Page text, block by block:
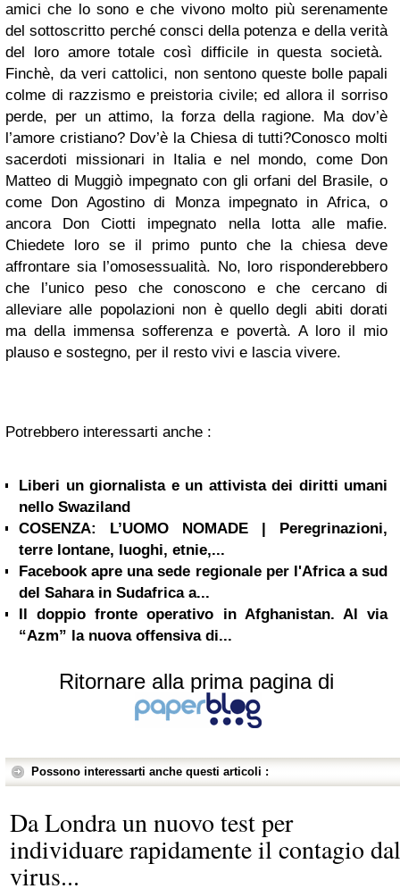
amici che lo sono e che vivono molto più serenamente
del sottoscritto perché consci della potenza e della verità
del loro amore totale così difficile in questa società.
Finchè, da veri cattolici, non sentono queste bolle papali
colme di razzismo e preistoria civile; ed allora il sorriso
perde, per un attimo, la forza della ragione. Ma dov’è
l’amore cristiano? Dov’è la Chiesa di tutti?Conosco molti
sacerdoti missionari in Italia e nel mondo, come Don
Matteo di Muggiò impegnato con gli orfani del Brasile, o
come Don Agostino di Monza impegnato in Africa, o
ancora Don Ciotti impegnato nella lotta alle mafie.
Chiedete loro se il primo punto che la chiesa deve
affrontare sia l’omosessualità. No, loro risponderebbero
che l’unico peso che conoscono e che cercano di
alleviare alle popolazioni non è quello degli abiti dorati
ma della immensa sofferenza e povertà. A loro il mio
plauso e sostegno, per il resto vivi e lascia vivere.
Potrebbero interessarti anche :
Liberi un giornalista e un attivista dei diritti umani
nello Swaziland
COSENZA: L’UOMO NOMADE | Peregrinazioni,
terre lontane, luoghi, etnie,...
Facebook apre una sede regionale per l'Africa a sud
del Sahara in Sudafrica a...
Il doppio fronte operativo in Afghanistan. Al via
“Azm” la nuova offensiva di...
Ritornare alla prima pagina di
Possono interessarti anche questi articoli :
Da Londra un nuovo test per
individuare rapidamente il contagio dal
virus...